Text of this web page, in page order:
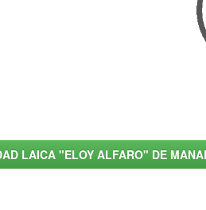
LAICA "ELOY ALFARO" DE